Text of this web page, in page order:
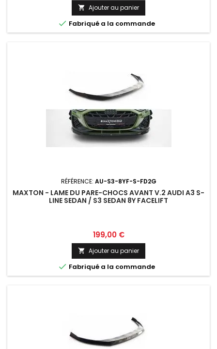
 Ajouter au panier
 Fabriqué a la commande
RÉFÉRENCE: AU-S3-8YF-S-FD2G
MAXTON - LAME DU PARE-CHOCS AVANT V.2 AUDI A3 S-
LINE SEDAN / S3 SEDAN 8Y FACELIFT
Prix
199,00 €
 Ajouter au panier
 Fabriqué a la commande